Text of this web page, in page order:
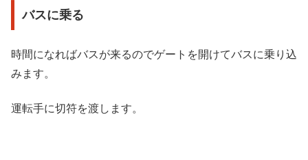
バスに乗る
時間になればバスが来るのでゲートを開けてバスに乗り込
みます。
運転手に切符を渡します。